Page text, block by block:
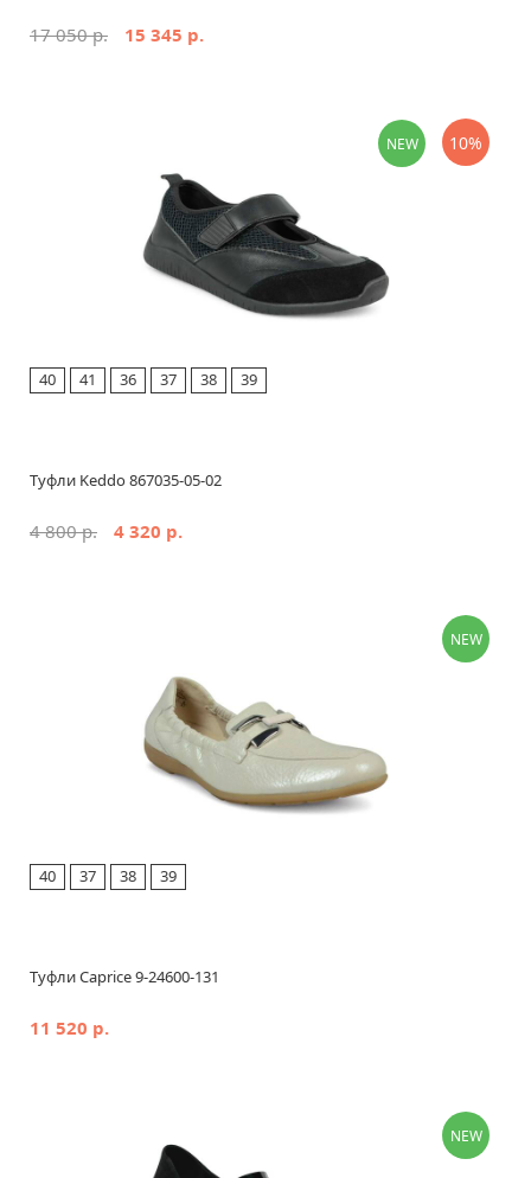
17 050 р. 15 345 р.
40 41 36 37 38 39
Туфли Keddo 867035-05-02
4 800 р. 4 320 р.
NEW 10%
40 37 38 39
Туфли Caprice 9-24600-131
11 520 р.
NEW
NEW